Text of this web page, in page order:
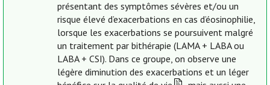
présentant des symptômes sévères et/ou un
risque élevé d’exacerbations en cas d’éosinophilie,
lorsque les exacerbations se poursuivent malgré
un traitement par bithérapie (LAMA + LABA ou
LABA + CSI). Dans ce groupe, on observe une
légère diminution des exacerbations et un léger